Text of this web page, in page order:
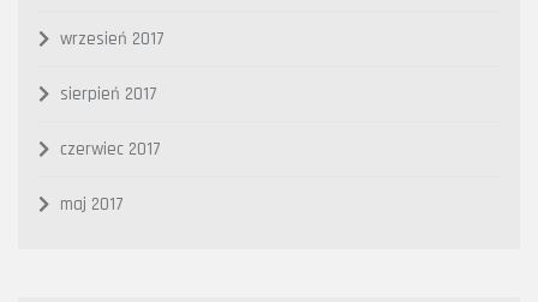
wrzesień 2017
sierpień 2017
czerwiec 2017
maj 2017